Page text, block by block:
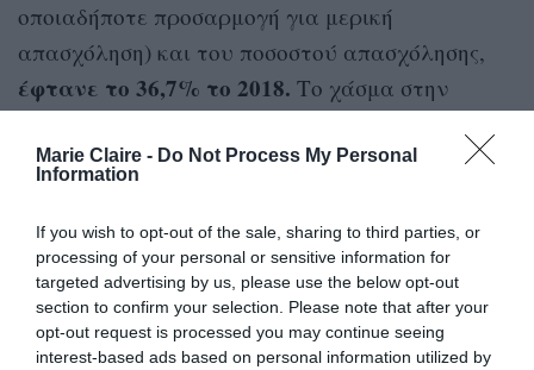
Marie Claire - Do Not Process My Personal
Information
If you wish to opt-out of the sale, sharing to third parties, or
processing of your personal or sensitive information for
targeted advertising by us, please use the below opt-out
section to confirm your selection. Please note that after your
opt-out request is processed you may continue seeing
interest-based ads based on personal information utilized by
οποιαδήποτε προσαρμογή για μερική
απασχόληση) και του ποσοστού απασχόλησης,
έφτανε το 36,7% το 2018. Το χάσμα στην
ΕΕ ήταν 10,7% το 2022, με το 69,3% των
των ανδρών (στοιχεία ΕΕ-27).